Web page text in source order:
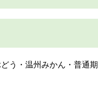
う・温州みかん・普通